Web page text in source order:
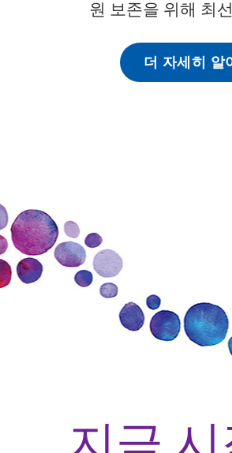
원 보존을 위해 최
더 자세히 알